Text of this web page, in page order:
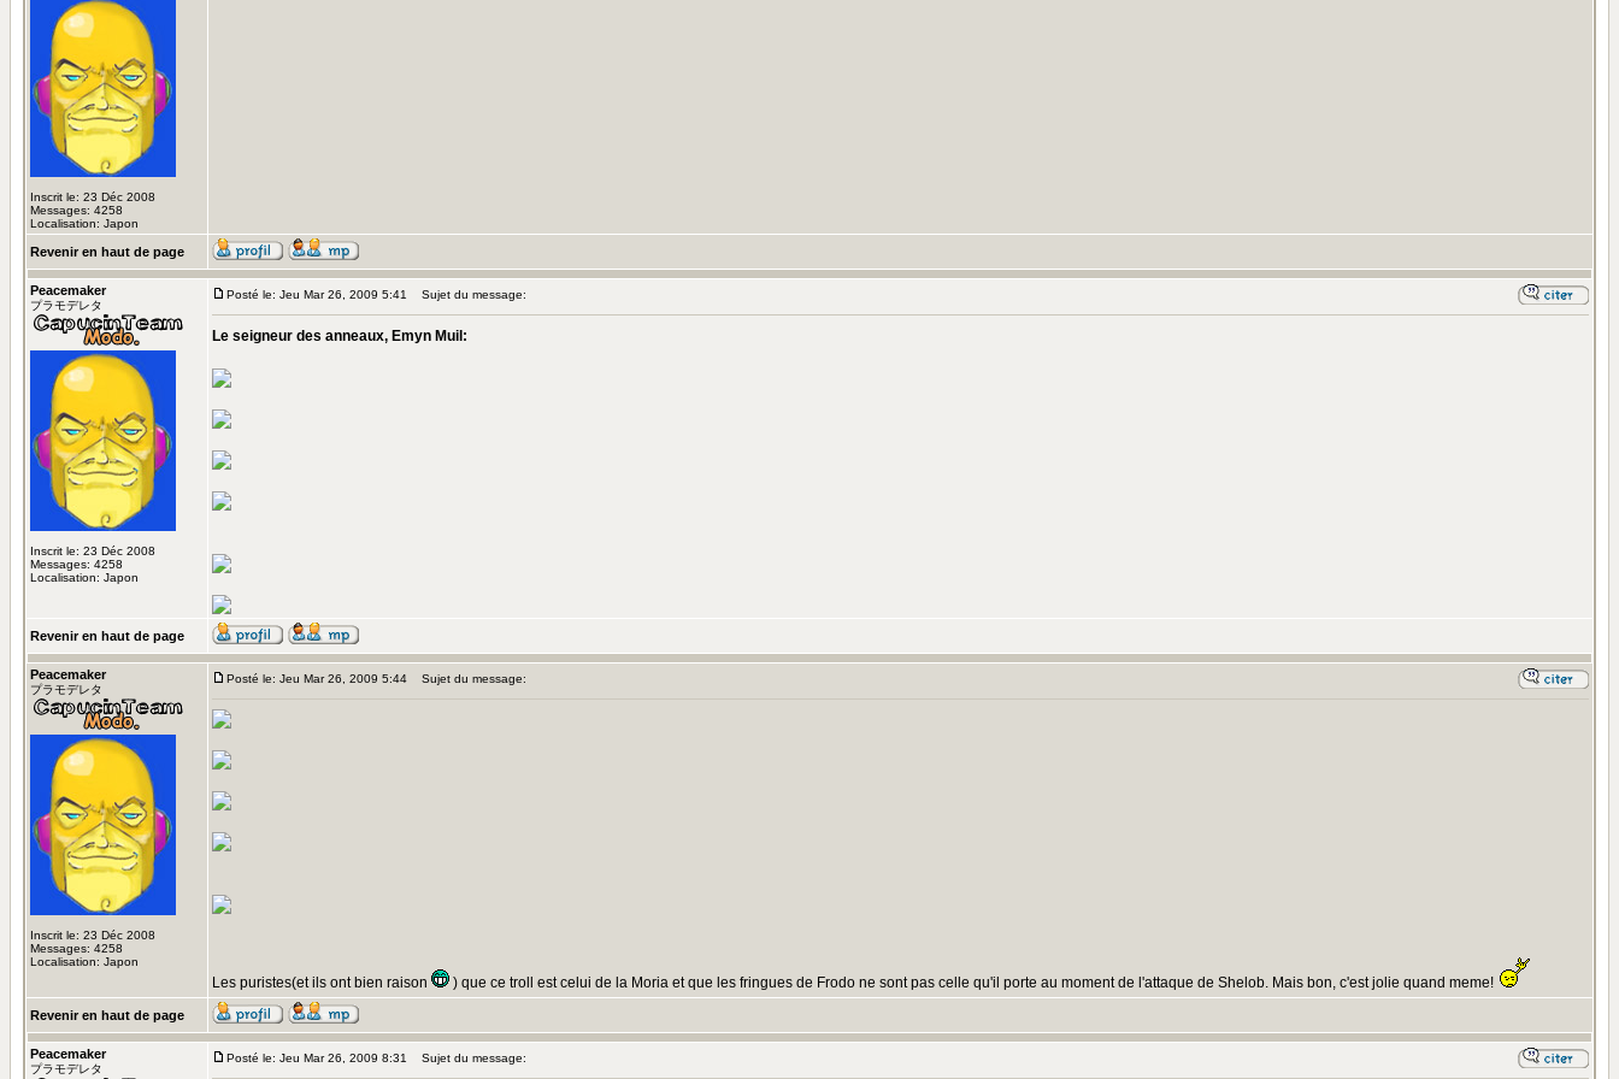
Inscrit le: 23 Déc 2008
Messages: 4258
Localisation: Japon
Revenir en haut de page
Peacemaker
プラモデレタ
Inscrit le: 23 Déc 2008
Messages: 4258
Localisation: Japon
Posté le: Jeu Mar 26, 2009 5:41 Sujet du message:
Le seigneur des anneaux, Emyn Muil:
Revenir en haut de page
Peacemaker
プラモデレタ
Inscrit le: 23 Déc 2008
Messages: 4258
Localisation: Japon
Posté le: Jeu Mar 26, 2009 5:44 Sujet du message:
Les puristes(et ils ont bien raison ) que ce troll est celui de la Moria et que les fringues de Frodo ne sont pas celle qu'il porte au moment de l'attaque de Shelob. Mais bon, c'est jolie quand meme!
Revenir en haut de page
Peacemaker
プラモデレタ
Posté le: Jeu Mar 26, 2009 8:31 Sujet du message: